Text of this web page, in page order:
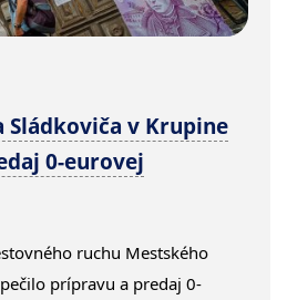
Sládkoviča v Krupine
0-eurovej
ruchu Mestského
prípravu a predaj 0-